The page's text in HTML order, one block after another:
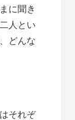
に聞き
人とい
どんな
それぞ